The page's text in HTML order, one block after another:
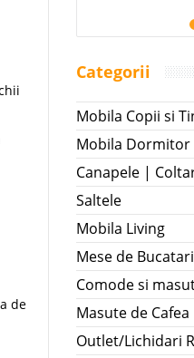
de
Categorii
Mobila Copii si
Mobila Dormitor
Canapele |
Saltele
Mobila Living
Mese de
Comode si
Masute de Cafea
Outlet/Lichidari